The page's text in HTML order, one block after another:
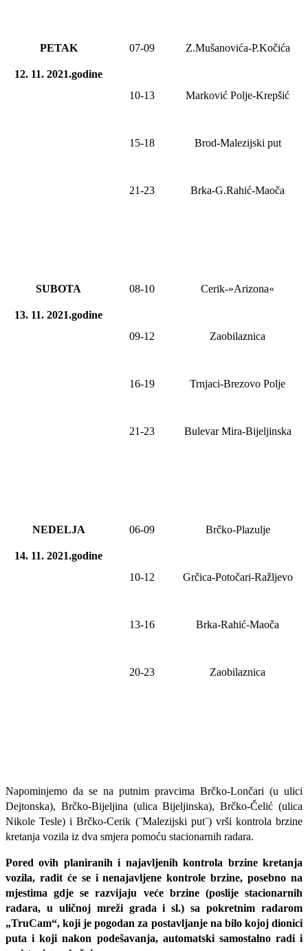
PETAK
12. 11. 2021.godine
07-09 Z.Mušanovića-P.Kočića
10-13 Marković Polje-Krepšić
15-18 Brod-Malezijski put
21-23 Brka-G.Rahić-Maoča
SUBOTA
13. 11. 2021.godine
08-10 Cerik-»Arizona«
09-12 Zaobilaznica
16-19 Trnjaci-Brezovo Polje
21-23 Bulevar Mira-Bijeljinska
NEDELJA
14. 11. 2021.godine
06-09 Brčko-Plazulje
10-12 Grčica-Potočari-Ražljevo
13-16 Brka-Rahić-Maoča
20-23 Zaobilaznica
Napominjemo da se na putnim pravcima Brčko-Lončari (u ulici
Dejtonska), Brčko-Bijeljina (ulica Bijeljinska), Brčko-Čelić (ulica
Nikole Tesle) i Brčko-Cerik (¨Malezijski put¨) vrši kontrola brzine
kretanja vozila iz dva smjera pomoću stacionarnih radara.
Pored ovih planiranih i najavljenih kontrola brzine kretanja
vozila, radit će se i nenajavljene kontrole brzine, posebno na
mjestima gdje se razvijaju veće brzine (poslije stacionarnih
radara, u uličnoj mreži grada i sl.) sa pokretnim radarom
„TruCam“, koji je pogodan za postavljanje na bilo kojoj dionici
puta i koji nakon podešavanja, automatski samostalno radi i